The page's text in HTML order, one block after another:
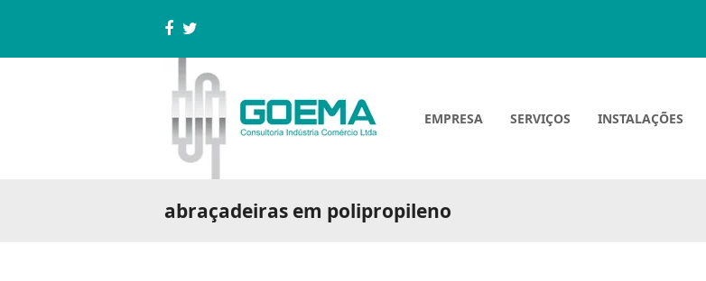
Facebook
Twitter
EMPRESA SERVIÇOS INSTALAÇÕES
abraçadeiras em polipropileno